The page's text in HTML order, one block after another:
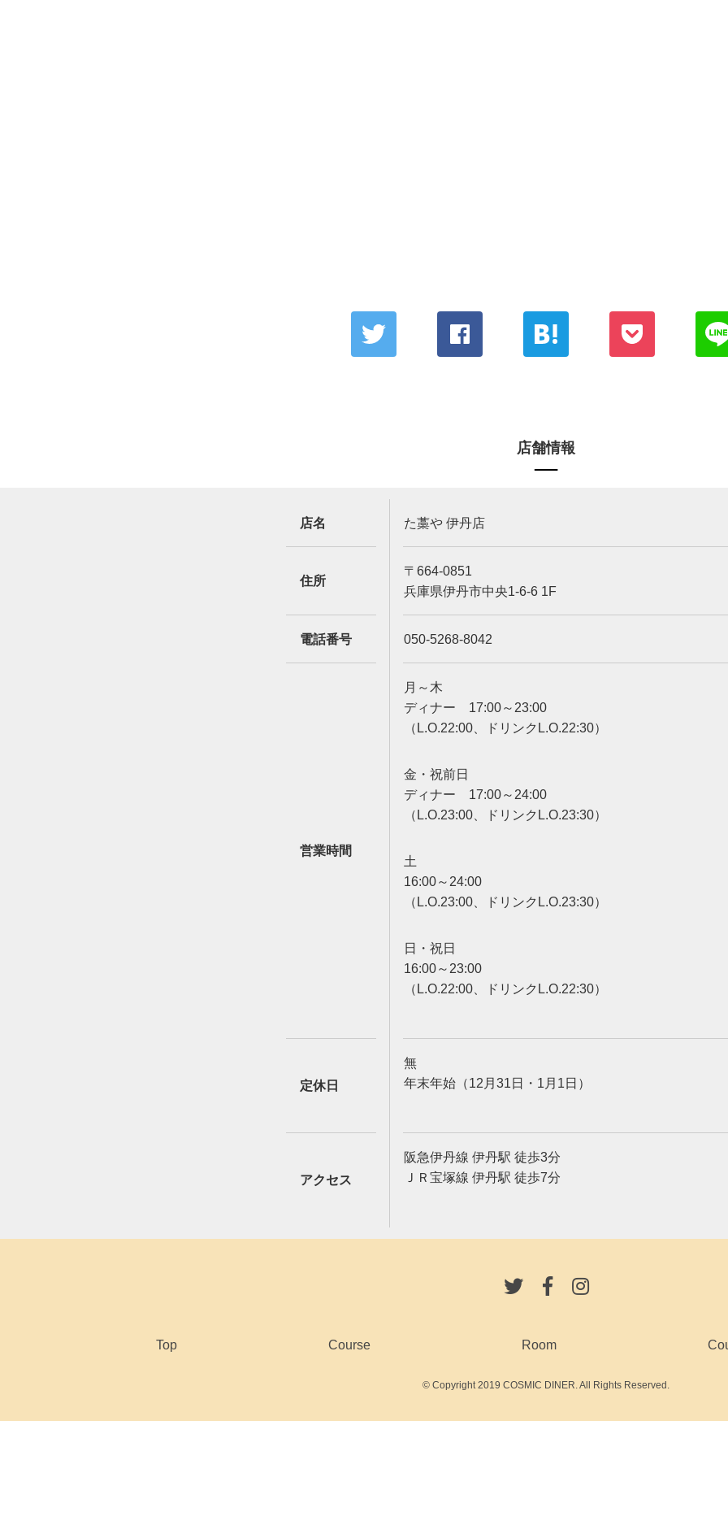
店舗情報
店名 た藁や 伊丹店
住所
〒664-0851
兵庫県伊丹市中央1-6-6 1F
電話番号 050-5268-8042
営業時間
月～木
ディナー 17:00～23:00
（L.O.22:00、ドリンクL.O.22:30）
金・祝前日
ディナー 17:00～24:00
（L.O.23:00、ドリンクL.O.23:30）
土
16:00～24:00
（L.O.23:00、ドリンクL.O.23:30）
日・祝日
16:00～23:00
（L.O.22:00、ドリンクL.O.22:30）
定休日
無
年末年始（12月31日・1月1日）
アクセス
阪急伊丹線 伊丹駅 徒歩3分
ＪＲ宝塚線 伊丹駅 徒歩7分
Top Course Room
© Copyright 2019 COSMIC DINER. All Rights Reserved.